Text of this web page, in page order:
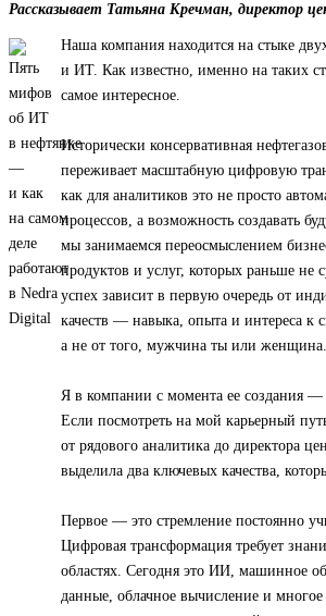
Рассказывает Татьяна Кречман, директор
Наша компания находится на стыке
и ИТ. Как известно, именно на таких
самое интересное.
Исторически консервативная
переживает масштабную цифровую
как для аналитиков это не просто
процессов, а возможность создавать
мы занимаемся переосмыслением
продуктов и услуг, которых раньше не
успех зависит в первую очередь от
качеств — навыка, опыта и интереса к
а не от того, мужчина ты или женщина.
Я в компании с момента ее создания —
Если посмотреть на мой карьерный
от рядового аналитика до директора
выделила два ключевых качества,
Первое — это стремление постоянно
Цифровая трансформация требует
областях. Сегодня это ИИ, машинное
данные, облачное вычисление и